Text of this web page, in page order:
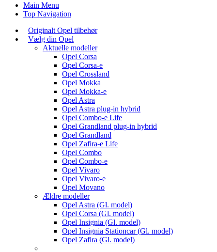
Main Menu
Top Navigation
Originalt Opel tilbehør
Vælg din Opel
Aktuelle modeller
Opel Corsa
Opel Corsa-e
Opel Crossland
Opel Mokka
Opel Mokka-e
Opel Astra
Opel Astra plug-in hybrid
Opel Combo-e Life
Opel Grandland plug-in hybrid
Opel Grandland
Opel Zafira-e Life
Opel Combo
Opel Combo-e
Opel Vivaro
Opel Vivaro-e
Opel Movano
Ældre modeller
Opel Astra (Gl. model)
Opel Corsa (Gl. model)
Opel Insignia (Gl. model)
Opel Insignia Stationcar (Gl. model)
Opel Zafira (Gl. model)